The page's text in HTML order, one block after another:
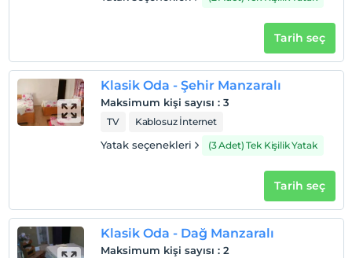
Tarih seç
Klasik Oda - Şehir Manzaralı
Maksimum kişi sayısı : 3
TV Kablosuz İnternet
Yatak seçenekleri (3 Adet) Tek Kişilik Yatak
Tarih seç
Klasik Oda - Dağ Manzaralı
Maksimum kişi sayısı : 2